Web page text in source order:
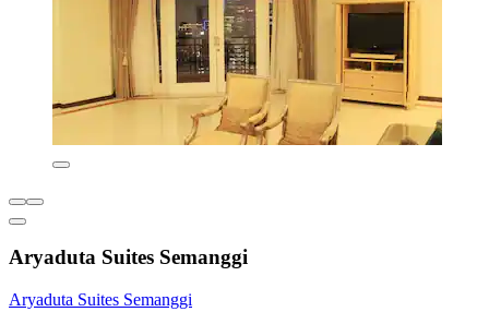
Aryaduta Suites Semanggi
Aryaduta Suites Semanggi